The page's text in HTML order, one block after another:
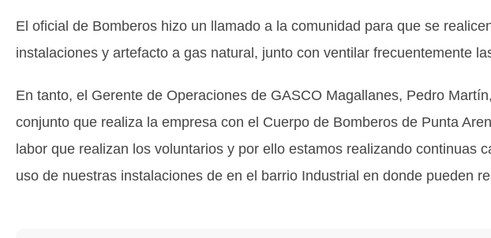
El oficial de Bomberos hizo un llamado a la comunidad para que se
instalaciones y artefacto a gas natural, junto con ventilar frecuentemente
En tanto, el Gerente de Operaciones de GASCO Magallanes, Pedro
conjunto que realiza la empresa con el Cuerpo de Bomberos de Punta
labor que realizan los voluntarios y por ello estamos realizando continuas
uso de nuestras instalaciones de en el barrio Industrial en donde pueden